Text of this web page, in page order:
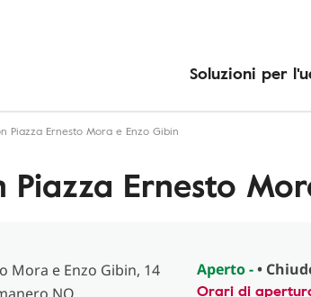
Soluzioni per
Piazza Ernesto Mora e Enzo Gibin
Ernesto
Mora e Enzo Gibin, 14
Aperto -•
Orari di